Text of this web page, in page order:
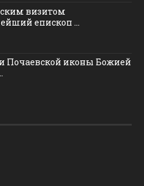
визитом
епископ ...
Почаевской иконы Божией